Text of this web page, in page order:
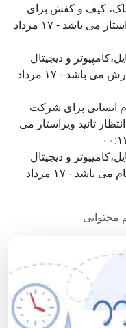
کیف و کفش برای
شرکت پیکوتویز در انتظار تائید ویراستار می باشد - ۱۷ مرداد
و دیجیتال
برای شرکت دنیای صدا در حال نگارش می باشد - ۱۷ مرداد
انسانی برای شرکت
تائید ویراستار می
و دیجیتال
برای شرکت دنیای صدا در حال انجام می باشد - ۱۷ مرداد
محتوایی